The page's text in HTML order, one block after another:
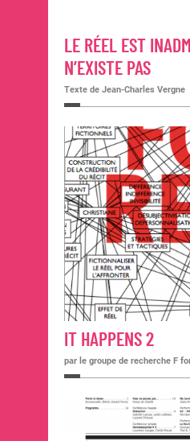
LE RÉEL EST
N’EXISTE PAS
Texte de Jean-Charles Vergne
IT HAPPENS 2
par le groupe de recherche F